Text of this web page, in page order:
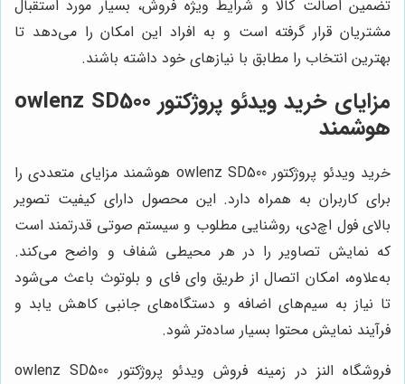
تضمین اصالت کالا و شرایط ویژه فروش، بسیار مورد استقبال
مشتریان قرار گرفته است و به افراد این امکان را می‌دهد تا
بهترین انتخاب را مطابق با نیازهای خود داشته باشند.
مزایای خرید ویدئو پروژکتور owlenz SD500
هوشمند
خرید ویدئو پروژکتور owlenz SD500 هوشمند مزایای متعددی را
برای کاربران به همراه دارد. این محصول دارای کیفیت تصویر
بالای فول اچ‌دی، روشنایی مطلوب و سیستم صوتی قدرتمند است
که نمایش تصاویر را در هر محیطی شفاف و واضح می‌کند.
به‌علاوه، امکان اتصال از طریق وای فای و بلوتوث باعث می‌شود
تا نیاز به سیم‌های اضافه و دستگاه‌های جانبی کاهش یابد و
فرآیند نمایش محتوا بسیار ساده‌تر شود.
فروشگاه النز در زمینه فروش ویدئو پروژکتور owlenz SD500